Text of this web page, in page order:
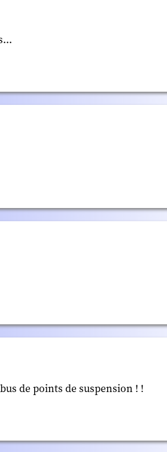
de points de suspension ! !